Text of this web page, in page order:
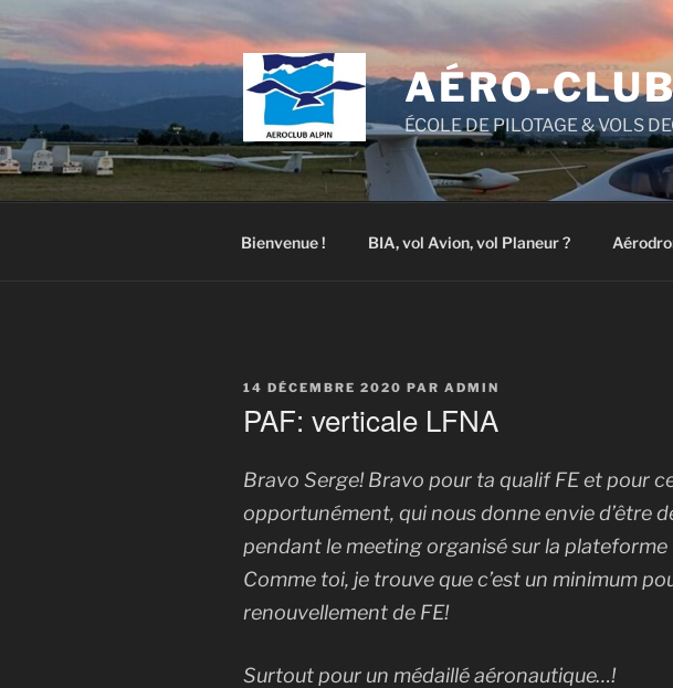
au
contenu
AÉRO-
ÉCOLE DE PILOTAGE & VOLS
Bienvenue ! BIA, vol Avion, vol Planeur ?
PUBLIÉ
14 DÉCEMBRE 2020 PAR ADMIN
PAF: verticale LFNA
Bravo Serge! Bravo pour ta qualif FE et pour
opportunément, qui nous donne envie d’être
pendant le meeting organisé sur la
Comme toi, je trouve que c’est un minimum
renouvellement de FE!
Surtout pour un médaillé aéronautique…!